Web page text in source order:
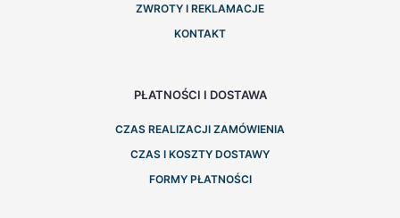
ZWROTY I REKLAMACJE
KONTAKT
PŁATNOŚCI I DOSTAWA
CZAS REALIZACJI ZAMÓWIENIA
CZAS I KOSZTY DOSTAWY
FORMY PŁATNOŚCI